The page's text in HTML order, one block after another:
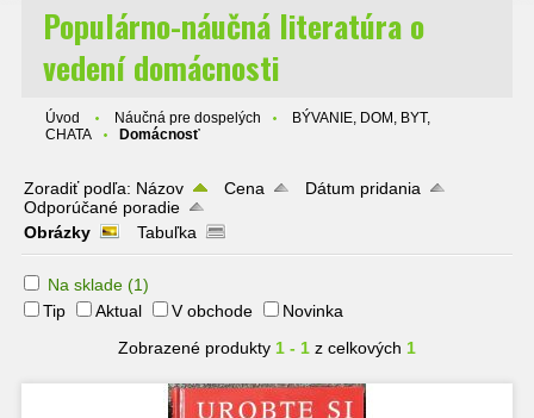
Populárno-náučná literatúra o
vedení domácnosti
Úvod Náučná pre dospelých
BÝVANIE, DOM, BYT,
CHATA
Domácnosť
Zoradiť podľa: Názov Cena
Dátum pridania
Odporúčané poradie
Obrázky
Tabuľka
Na sklade (1)
Tip
Aktual V obchode
Novinka
Zobrazené produkty 1 - 1 z celkových 1